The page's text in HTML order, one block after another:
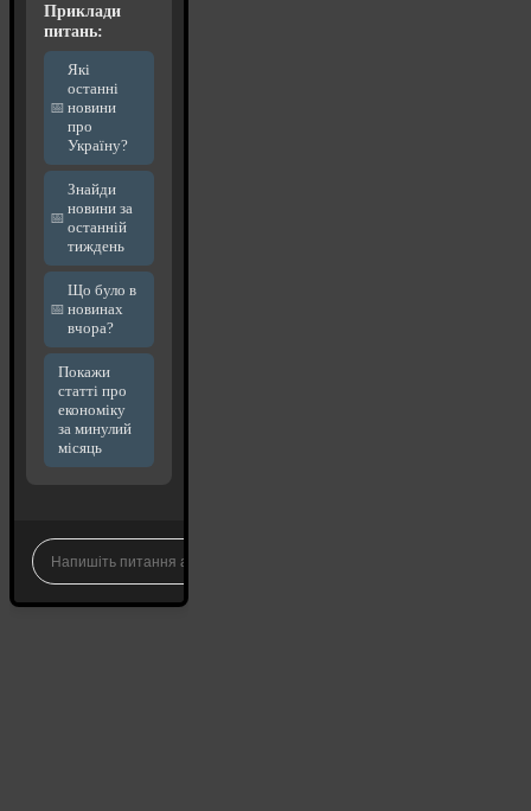
Приклади
питань:
Які
останні
новини
про
Україну?
Знайди
новини за
останній
тиждень
Що було в
новинах
вчора?
Покажи
статті про
економіку
за минулий
місяць